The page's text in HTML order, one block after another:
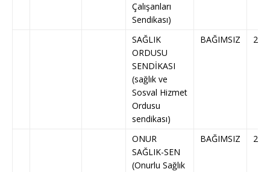
Çalışanları
Sendikası)
SAĞLIK
ORDUSU
SENDİKASI
(sağlık ve
Sosval Hizmet
Ordusu
sendikası)
BAĞIMSIZ 257
ONUR
SAĞLIK-SEN
(Onurlu Sağlık
BAĞIMSIZ 260